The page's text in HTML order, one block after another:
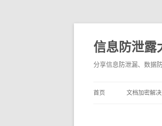
信息防泄露
分享信息防泄漏、数据
首页 文档加密解